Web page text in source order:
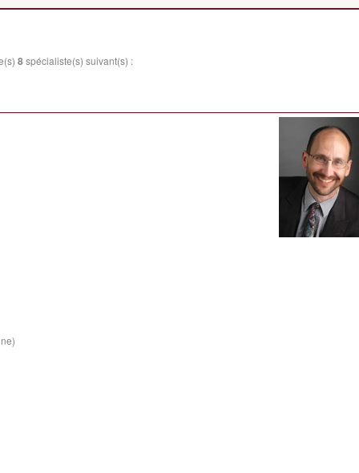
8spécialiste(s) suivant(s) :